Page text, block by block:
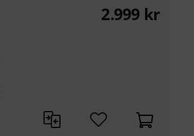
2.999 kr